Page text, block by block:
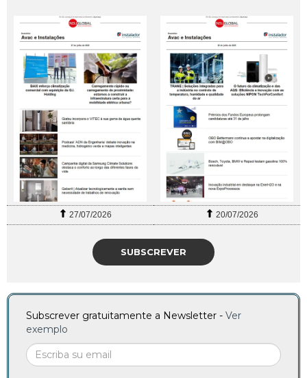
27/07/2026 20/07/2026
SUBSCREVER
Subscrever gratuitamente a Newsletter - Ver
exemplo